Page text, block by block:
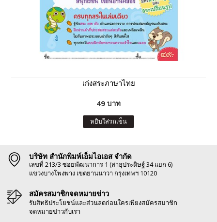
เก่งสระภาษาไทย
49 บาท
หยิบใส่รถเข็น
บริษัท สำนักพิมพ์เอ็มไอเอส จำกัด
เลขที่ 213/3 ซอยพัฒนาการ 1 (สาธุประดิษฐ์ 34 แยก 6)
แขวงบางโพงพาง เขตยานนาวา กรุงเทพฯ 10120
สมัครสมาชิกจดหมายข่าว
รับสิทธิประโยชน์และส่วนลดก่อนใครเพียงสมัครสมาชิก
จดหมายข่าวกับเรา